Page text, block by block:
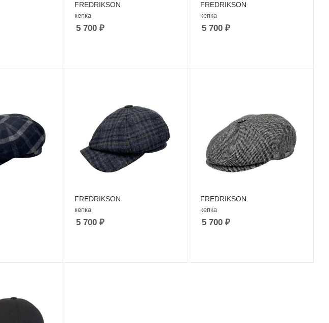
FREDRIKSON
кепка
5 700₽
FREDRIKSON
кепка
5 700₽
FREDRIKSON
кепка
5 700₽
FREDRIKSON
кепка
5 700₽